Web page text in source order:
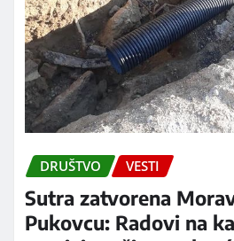
DRUŠTVO VESTI
Sutra zatvorena
Pukovcu: Radovi na